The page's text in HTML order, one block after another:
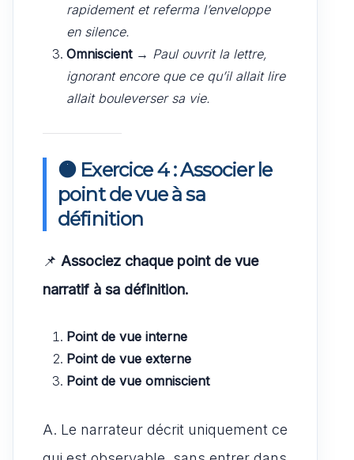
rapidement et referma l’enveloppe
en silence.
Omniscient→ Paul ouvrit la lettre,
ignorant encore que ce qu’il allait lire
allait bouleverser sa vie.
🟠 Exercice 4 : Associer le
point de vue à sa
définition
📌 Associez chaque point de vue
narratif à sa définition.
Point de vue interne
Point de vue externe
Point de vue omniscient
A. Le narrateur décrit uniquement ce